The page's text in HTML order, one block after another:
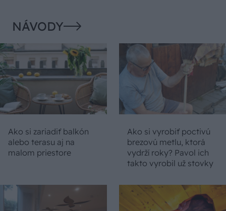
NÁVODY
Ako si zariadiť balkón
alebo terasu aj na
malom priestore
Ako si vyrobiť poctivú
brezovú metlu, ktorá
vydrží roky? Pavol ich
takto vyrobil už stovky